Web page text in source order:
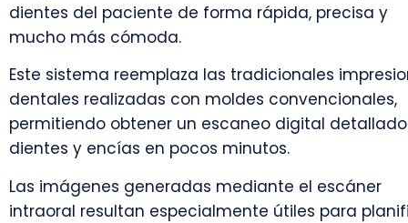
dientes del paciente de forma rápida, precisa y
mucho más cómoda.
Este sistema reemplaza las tradicionales
dentales realizadas con moldes convencionales,
permitiendo obtener un escaneo digital
dientes y encías en pocos minutos.
Las imágenes generadas mediante el escáner
intraoral resultan especialmente útiles para